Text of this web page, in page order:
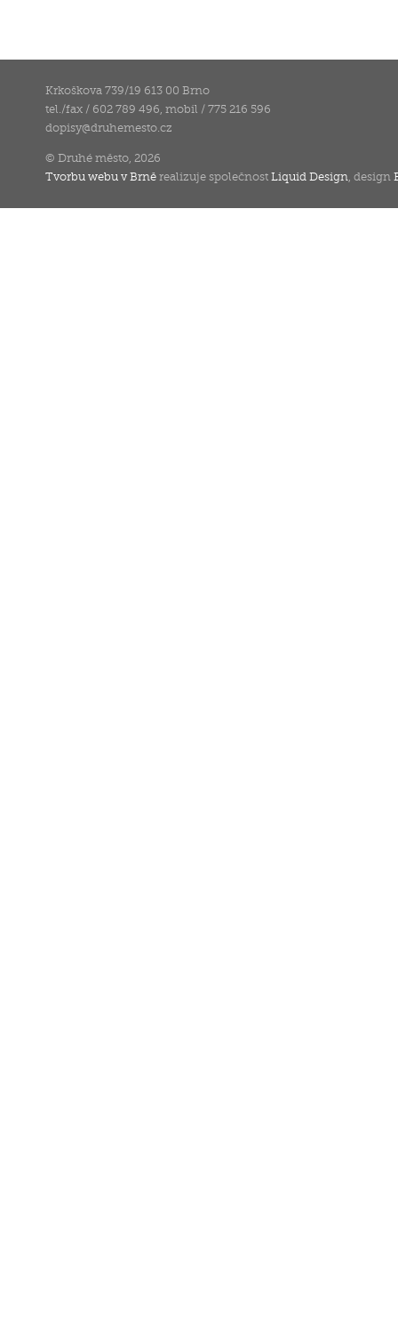
Krkoškova 739/19 613 00 Brno
tel./fax / 602 789 496, mobil / 775 216 596
dopisy@druhemesto.cz
© Druhé město, 2026
Tvorbu webu v Brně realizuje společnostLiquid Design , design